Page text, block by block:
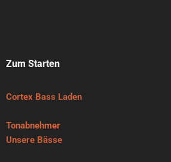
Zum Starten
Cortex Bass Laden
Tonabnehmer
Unsere Bässe